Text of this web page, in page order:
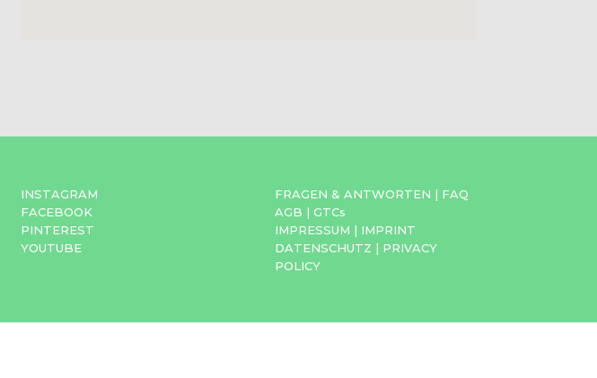
INSTAGRAM
FACEBOOK
PINTEREST
YOUTUBE
FRAGEN & ANTWORTEN | FAQ
AGB |GTCs
IMPRESSUM | IMPRINT
DATENSCHUTZ | PRIVACY
POLICY